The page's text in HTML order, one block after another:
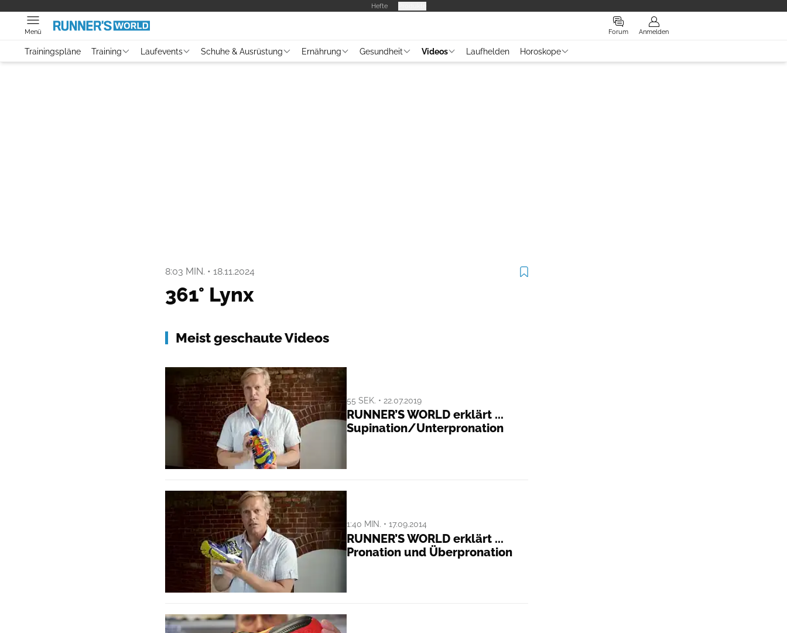
Hefte
Forum Anmelden
Menü
Trainingspläne Training Laufevents Schuhe & Ausrüstung Ernährung Gesundheit Videos Laufhelden Horoskope
8:03 MIN. • 18.11.2024
361° Lynx
Meist geschaute Videos
55 SEK. • 22.07.2019
RUNNER’S WORLD erklärt ...
Supination/Unterpronation
1:40 MIN. • 17.09.2014
RUNNER’S WORLD erklärt ...
Pronation und Überpronation